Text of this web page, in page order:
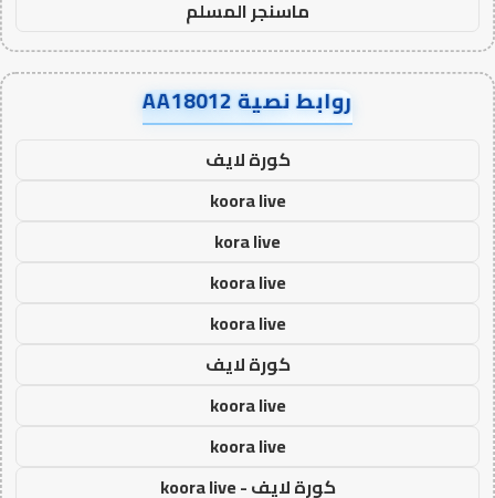
ماسنجر المسلم
روابط نصية AA18012
كورة لايف
koora live
kora live
koora live
koora live
كورة لايف
koora live
koora live
كورة لايف - koora live